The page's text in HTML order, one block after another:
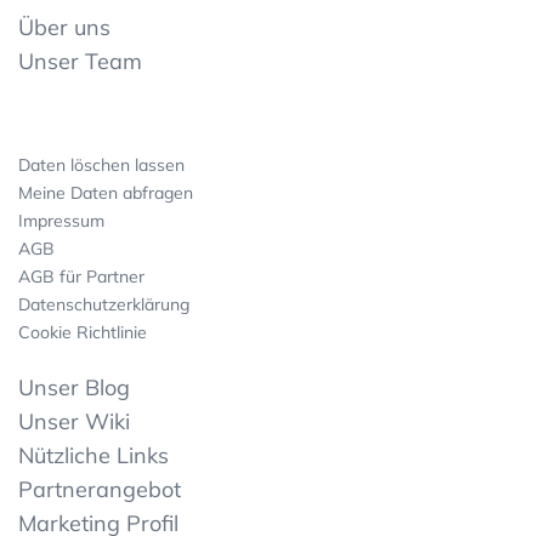
Über uns
Unser Team
Daten löschen lassen
Meine Daten abfragen
Impressum
AGB
AGB für Partner
Datenschutzerklärung
Cookie Richtlinie
Unser Blog
Unser Wiki
Nützliche Links
Partnerangebot
Marketing Profil